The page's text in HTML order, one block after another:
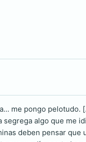
me pongo
algo que me
deben pensar que